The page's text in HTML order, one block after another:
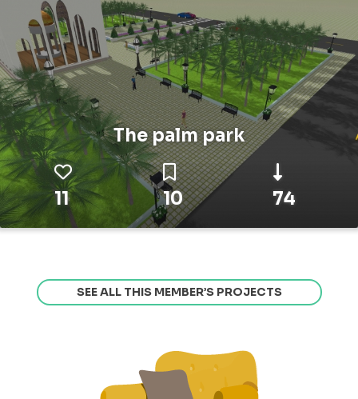
The palm park
11 10 74
SEE ALL THIS MEMBER’S PROJECTS